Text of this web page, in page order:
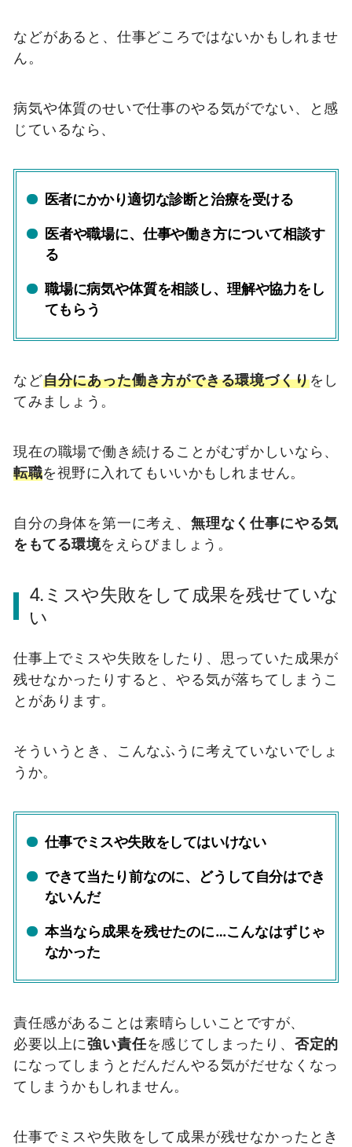
などがあると、仕事どころではないかもしれませ
ん。
病気や体質のせいで仕事のやる気がでない、と感
じているなら、
医者にかかり適切な診断と治療を受ける
医者や職場に、仕事や働き方について相談す
る
職場に病気や体質を相談し、理解や協力をし
てもらう
など自分にあった働き方ができる環境づくりをし
てみましょう。
現在の職場で働き続けることがむずかしいなら、
転職を視野に入れてもいいかもしれません。
自分の身体を第一に考え、 無理なく仕事にやる気
をもてる環境をえらびましょう。
4.ミスや失敗をして成果を残せていな
い
仕事上でミスや失敗をしたり、思っていた成果が
残せなかったりすると、やる気が落ちてしまうこ
とがあります。
そういうとき、こんなふうに考えていないでしょ
うか。
仕事でミスや失敗をしてはいけない
できて当たり前なのに、どうして自分はでき
ないんだ
本当なら成果を残せたのに…こんなはずじゃ
なかった
責任感があることは素晴らしいことですが、
必要以上に強い責任を感じてしまったり、 否定的
になってしまうとだんだんやる気がだせなくなっ
てしまうかもしれません。
仕事でミスや失敗をして成果が残せなかったとき